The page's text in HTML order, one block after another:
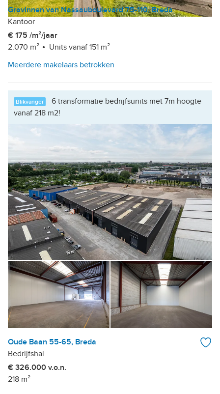
Gravinnen van Nassauboulevard 75-110, Breda
Kantoor
€ 175 /m²/jaar
2.070 m²
Units vanaf 151 m²
Meerdere makelaars betrokken
Blikvanger
6 transformatie bedrijfsunits met 7m hoogte
vanaf 218 m2!
Oude Baan 55-65, Breda
Bedrijfshal
€ 326.000 v.o.n.
218 m²